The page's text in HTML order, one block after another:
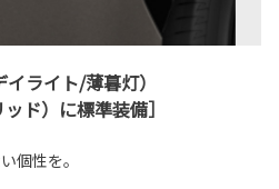
ライト/薄暮灯）
ド）に標準装備］
個性を。